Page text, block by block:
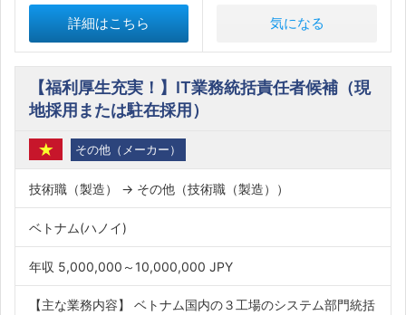
詳細はこちら 気になる
【福利厚生充実！】IT業務統括責任者候補（現
地採用または駐在採用）
その他（メーカー）
技術職（製造） → その他（技術職（製造））
ベトナム(ハノイ)
年収 5,000,000～10,000,000 JPY
【主な業務内容】 ベトナム国内の３工場のシステム部門統括